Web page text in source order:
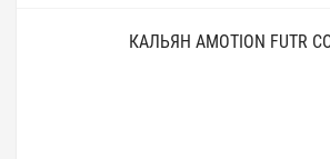
КАЛЬЯН AMOTION FUTR